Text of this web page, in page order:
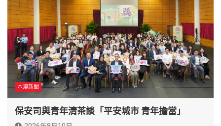
本澳新聞
保安司與青年清茶談「平安城市 青年擔當」